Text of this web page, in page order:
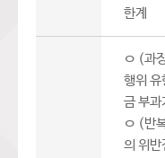
한계
ㅇ (과
행위 유
금 부
ㅇ (반
의 위반